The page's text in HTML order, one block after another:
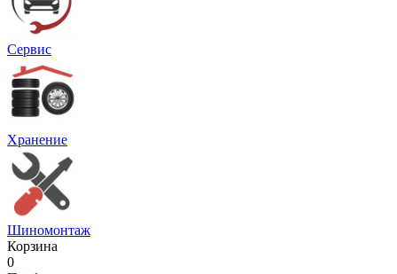
Сервис
Хранение
Шиномонтаж
Корзина
0